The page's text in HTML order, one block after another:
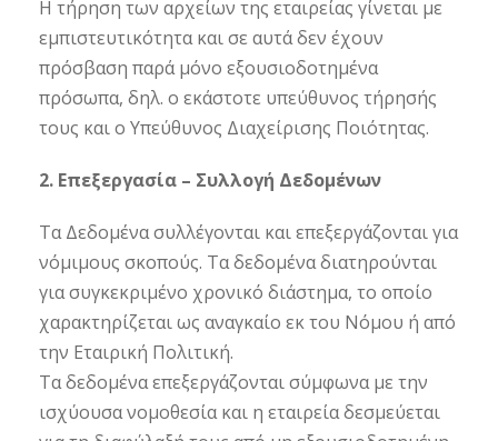
Η τήρηση των αρχείων της εταιρείας γίνεται με
εμπιστευτικότητα και σε αυτά δεν έχουν
πρόσβαση παρά μόνο εξουσιοδοτημένα
πρόσωπα, δηλ. ο εκάστοτε υπεύθυνος τήρησής
τους και ο Υπεύθυνος Διαχείρισης Ποιότητας.
2. Επεξεργασία – Συλλογή Δεδομένων
Τα Δεδομένα συλλέγονται και επεξεργάζονται για
νόμιμους σκοπούς. Τα δεδομένα διατηρούνται
για συγκεκριμένο χρονικό διάστημα, το οποίο
χαρακτηρίζεται ως αναγκαίο εκ του Νόμου ή από
την Εταιρική Πολιτική.
Τα δεδομένα επεξεργάζονται σύμφωνα με την
ισχύουσα νομοθεσία και η εταιρεία δεσμεύεται